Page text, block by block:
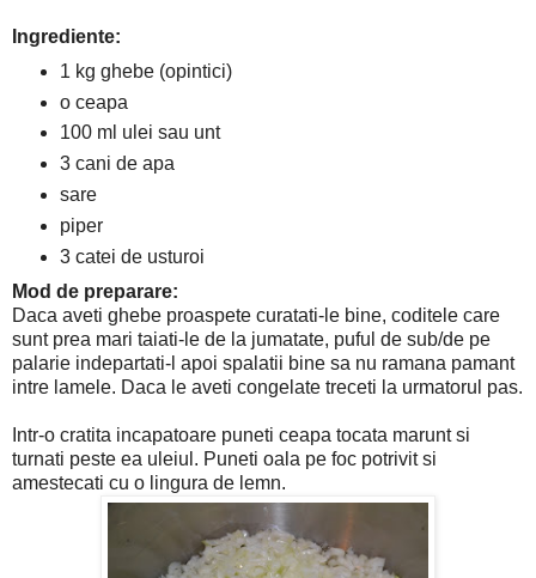
Ingrediente:
1 kg ghebe (opintici)
o ceapa
100 ml ulei sau unt
3 cani de apa
sare
piper
3 catei de usturoi
Mod de preparare:
Daca aveti ghebe proaspete curatati-le bine, coditele care
sunt prea mari taiati-le de la jumatate, puful de sub/de pe
palarie indepartati-l apoi spalatii bine sa nu ramana pamant
intre lamele. Daca le aveti congelate treceti la urmatorul pas.
Intr-o cratita incapatoare puneti ceapa tocata marunt si
turnati peste ea uleiul. Puneti oala pe foc potrivit si
amestecati cu o lingura de lemn.